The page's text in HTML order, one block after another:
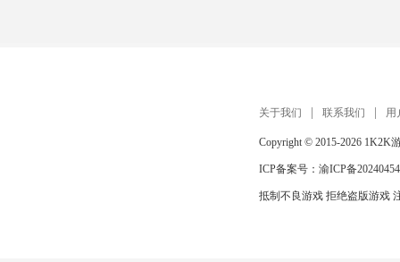
关于我们 联系我们 用
Copyright © 2015-2026 1K2K
ICP备案号： 渝ICP备
抵制不良游戏 拒绝盗版游戏